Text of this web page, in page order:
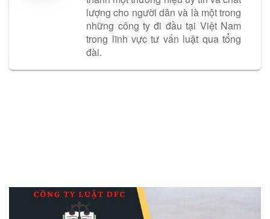
lượng cho người dân và là một trong
những công ty đi đầu tại Việt Nam
trong lĩnh vực tư vấn luật qua tổng
đài.